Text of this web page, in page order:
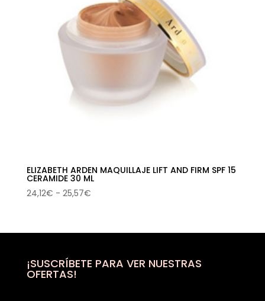
ELIZABETH ARDEN MAQUILLAJE LIFT AND FIRM SPF 15
CERAMIDE 30 ML
24,12€ - 25,57€Rango
desde
hasta
¡SUSCRÍBETE PARA VER NUESTRAS
OFERTAS!